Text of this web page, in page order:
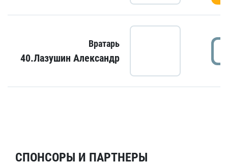
Вратарь
40.Лазушин Александр
СПОНСОРЫ И ПАРТНЕРЫ